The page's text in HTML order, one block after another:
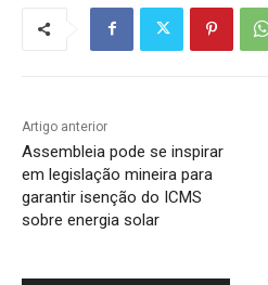
Artigo anterior
Assembleia pode se inspirar
em legislação mineira para
garantir isenção do ICMS
sobre energia solar